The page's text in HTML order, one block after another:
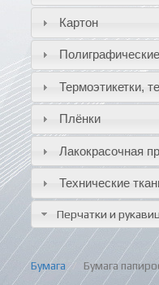
Картон
Термоэтикетки,
Плёнки
Лакокрасочная
Технические
Перчатки и
Бумага Бумага